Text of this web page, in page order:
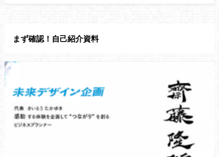
まず確認！自己紹介資料